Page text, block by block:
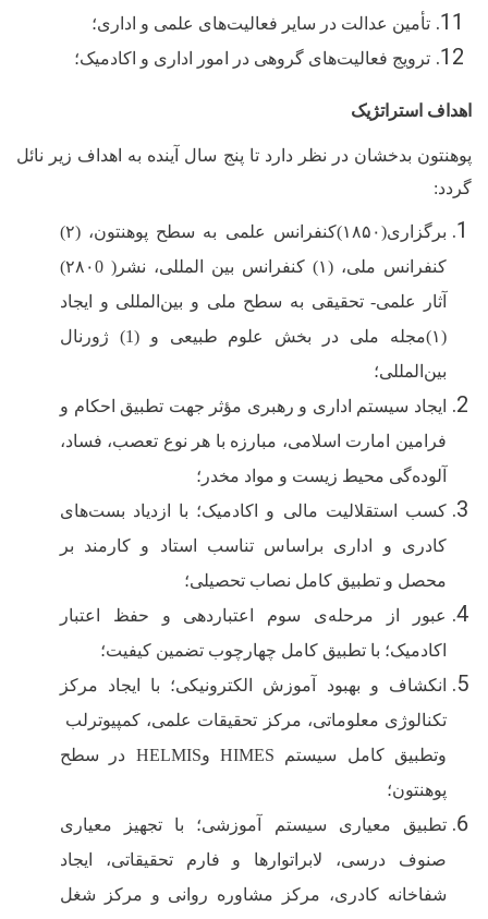
تأمین عدالت در سایر فعالیت‌های علمی و اداری؛
ترویج فعالیت‌های گروهی در امور اداری و اکادمیک؛
اهداف استراتژیک
پوهنتون بدخشان در نظر دارد تا پنج سال آینده به اهداف زیر نائل
گردد:
برگزاری(۱۸۵۰)کنفرانس علمی به سطح پوهنتون، (۲)
کنفرانس ملی، (۱) کنفرانس بین المللی، نشر( ۲۸۰0)
آثار علمی- تحقیقی به سطح ملی و بین‌المللی و ایجاد
(۱)مجله ملی در بخش علوم طبیعی و (1) ژورنال
بین‌المللی؛
ایجاد سیستم اداری و رهبری مؤثر جهت تطبیق احکام و
فرامین امارت اسلامی، مبارزه با هر نوع تعصب، فساد،
آلوده‌گی محیط زیست و مواد مخدر؛
کسب استقلالیت مالی و اکادمیک؛ با ازدیاد بست‌های
کادری و اداری براساس تناسب استاد و کارمند بر
محصل و تطبیق کامل نصاب تحصیلی؛
عبور از مرحله‌ی سوم اعتباردهی و حفظ اعتبار
اکادمیک؛ با تطبیق کامل چهارچوب تضمین کیفیت؛
انکشاف و بهبود آموزش الکترونیکی؛ با ایجاد مرکز
تکنالوژی معلوماتی، مرکز تحقیقات علمی، کمپیوترلب
وتطبیق کامل سیستم HIMES وHELMIS در سطح
پوهنتون؛
تطبیق معیاری سیستم آموزشی؛ با تجهیز معیاری
صنوف درسی، لابراتوارها و فارم تحقیقاتی، ایجاد
شفاخانه کادری، مرکز مشاوره روانی و مرکز شغل